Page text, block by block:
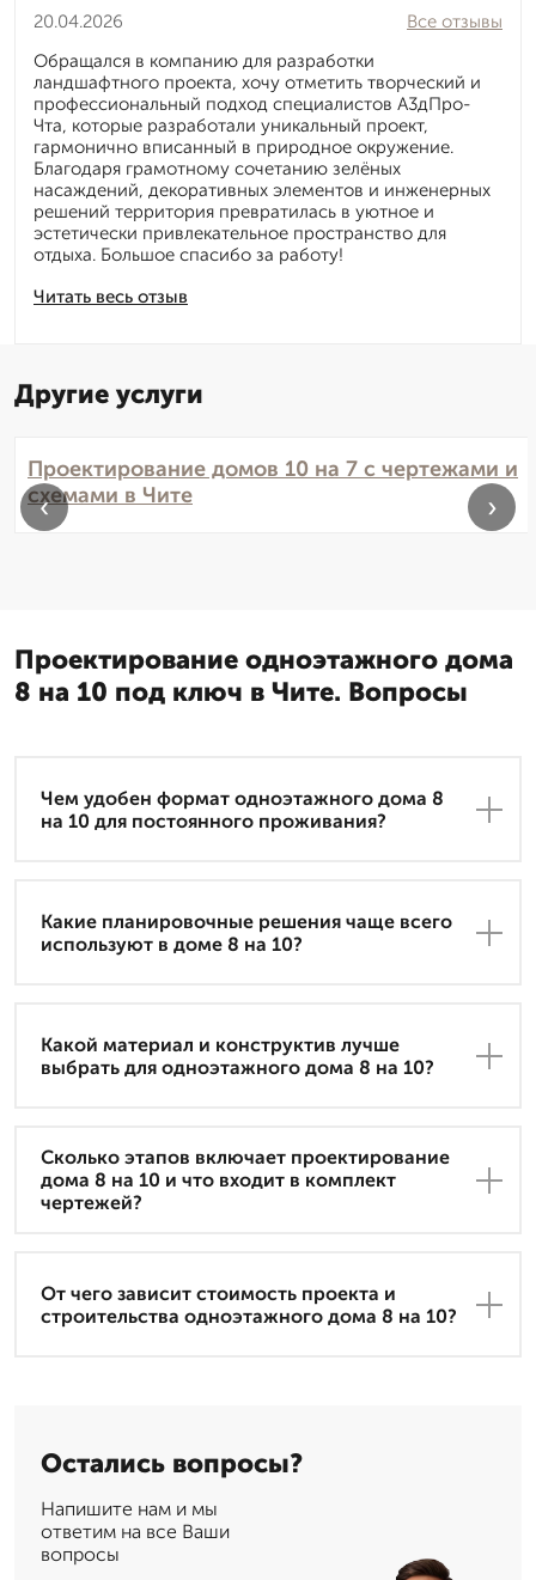
20.04.2026
Читать весь отзыв
Все отзывы
Обращался в компанию для разработки
ландшафтного проекта, хочу отметить творческий и
профессиональный подход специалистов А3дПро-
Чта, которые разработали уникальный проект,
гармонично вписанный в природное окружение.
Благодаря грамотному сочетанию зелёных
насаждений, декоративных элементов и инженерных
решений территория превратилась в уютное и
эстетически привлекательное пространство для
отдыха. Большое спасибо за работу!
Другие услуги
Проектирование домов 10 на 7 с чертежами и
схемами в Чите
‹ ›
Проектирование одноэтажного дома
8 на 10 под ключ в Чите. Вопросы
Чем удобен формат одноэтажного дома 8
на 10 для постоянного проживания?
Какие планировочные решения чаще всего
используют в доме 8 на 10?
Какой материал и конструктив лучше
выбрать для одноэтажного дома 8 на 10?
Сколько этапов включает проектирование
дома 8 на 10 и что входит в комплект
чертежей?
От чего зависит стоимость проекта и
строительства одноэтажного дома 8 на 10?
Остались вопросы?
Напишите нам и мы
ответим на все Ваши
вопросы